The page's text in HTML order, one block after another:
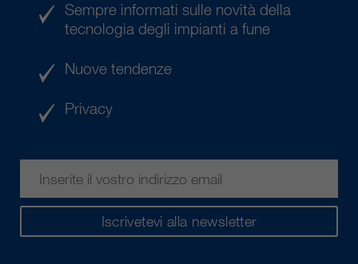
Iscrivetevi alla newsletter
Sempre informati sulle novità della
tecnologia degli impianti a fune
Nuove tendenze
Privacy